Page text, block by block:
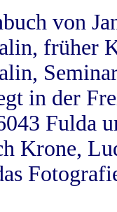
von
früher
in der
Fulda
Krone,